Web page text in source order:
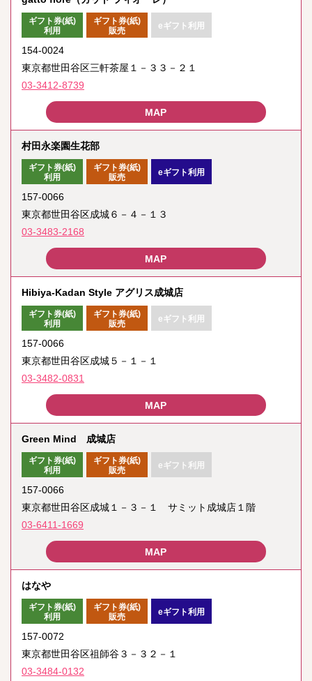
ギフト券(紙)
利用
ギフト券(紙)
販売
eギフト利用
154-0024
東京都世田谷区三軒茶屋１－３３－２１
03-3412-8739
村田永楽園生花部
ギフト券(紙)
利用
ギフト券(紙)
販売
eギフト利用
157-0066
東京都世田谷区成城６－４－１３
03-3483-2168
Hibiya-Kadan Style アグリス成城店
ギフト券(紙)
利用
ギフト券(紙)
販売
eギフト利用
157-0066
東京都世田谷区成城５－１－１
03-3482-0831
Green Mind 成城店
ギフト券(紙)
利用
ギフト券(紙)
販売
eギフト利用
157-0066
東京都世田谷区成城１－３－１ サミット成城店１階
03-6411-1669
はなや
ギフト券(紙)
利用
ギフト券(紙)
販売
eギフト利用
157-0072
東京都世田谷区祖師谷３－３２－１
03-3484-0132